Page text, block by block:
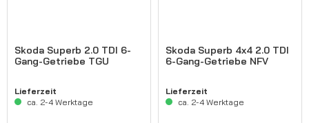
Skoda Superb 2.0 TDI 6-
Gang-Getriebe TGU
Lieferzeit
ca. 2-4 Werktage
Skoda Superb 4x4 2.0 TDI
6-Gang-Getriebe NFV
Lieferzeit
ca. 2-4 Werktage